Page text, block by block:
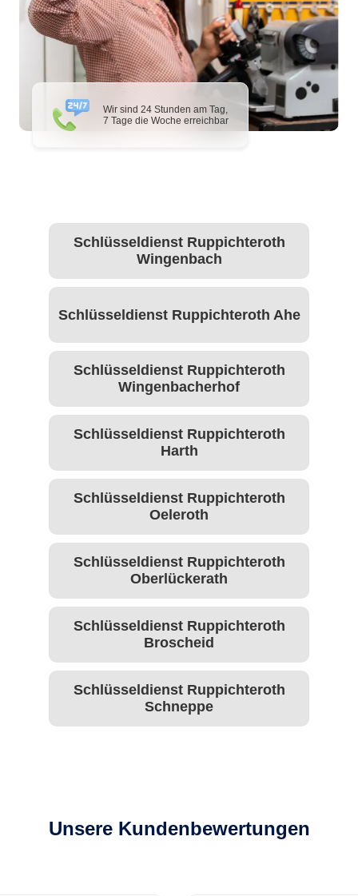
Wir sind 24 Stunden am Tag,
7 Tage die Woche erreichbar
Schlüsseldienst Ruppichteroth
Wingenbach
Schlüsseldienst Ruppichteroth Ahe
Schlüsseldienst Ruppichteroth
Wingenbacherhof
Schlüsseldienst Ruppichteroth
Harth
Schlüsseldienst Ruppichteroth
Oeleroth
Schlüsseldienst Ruppichteroth
Oberlückerath
Schlüsseldienst Ruppichteroth
Broscheid
Schlüsseldienst Ruppichteroth
Schneppe
Unsere Kundenbewertungen